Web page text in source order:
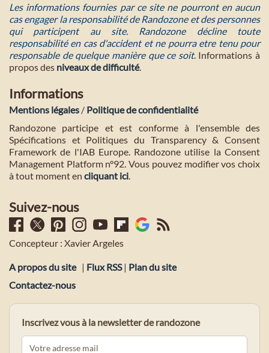
Les informations fournies par ce site ne pourront en aucun
cas engager la responsabilité de Randozone et des personnes
qui participent au site. Randozone décline toute
responsabilité en cas d'accident et ne pourra etre tenu pour
responsable de quelque manière que ce soit. Informations à
propos des niveaux de difficulté.
Informations
Mentions légales / Politique de confidentialité
Randozone participe et est conforme à l'ensemble des
Spécifications et Politiques du Transparency & Consent
Framework de l'IAB Europe. Randozone utilise la Consent
Management Platform n°92. Vous pouvez modifier vos choix
à tout moment en cliquant ici
Suivez-nous
Concepteur : Xavier Argeles
A propos du site | Flux RSS| Plan du site
Contactez-nous
Inscrivez vous à la newsletter de randozone